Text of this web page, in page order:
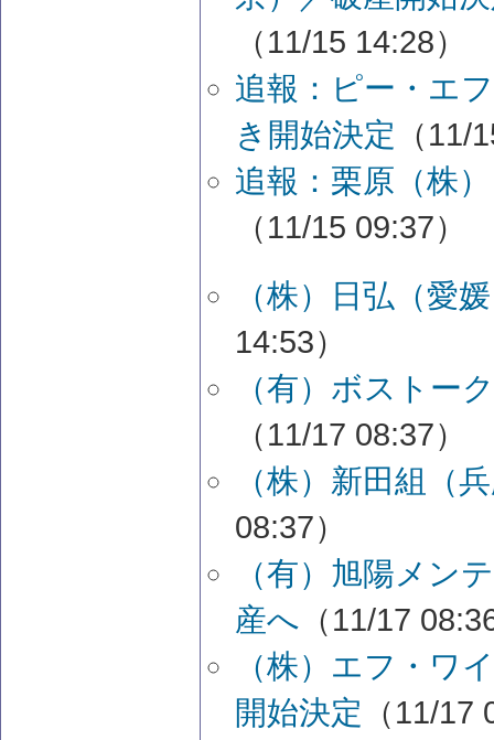
（11/15 14:28）
追報：ピー・エ
き開始決定 （11/
追報：栗原（株
（11/15 09:37）
（株）日弘（愛
14:53）
（有）ボストー
（11/17 08:37）
（株）新田組（
08:37）
（有）旭陽メン
産へ （11/17
（株）エフ・ワ
開始決定 （11/17